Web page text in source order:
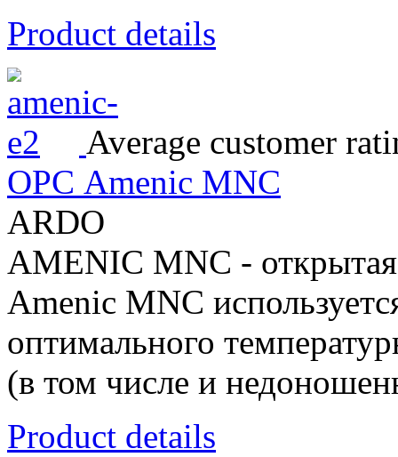
Product details
Average customer
ОРС Amenic MNC
ARDO
AMENIC MNC -
Amenic MNC
оптимального
(в том числе и
Product details